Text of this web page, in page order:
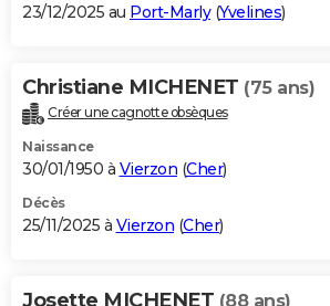
23/12/2025 au Port-Marly(Yvelines)
Christiane MICHENET (75 ans)
Créer une cagnotte obsèques
Naissance
30/01/1950 à Vierzon (Cher)
Décès
25/11/2025 à Vierzon (Cher)
Josette MICHENET (88 ans)